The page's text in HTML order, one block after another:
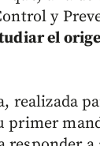
y
el
realizada
primer